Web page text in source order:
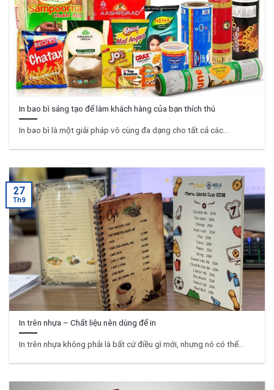
In bao bì sáng tạo để làm khách hàng của bạn thích thú
In bao bì là một giải pháp vô cùng đa dạng cho tất cả các...
In trên nhựa – Chất liệu nên dùng để in
In trên nhựa không phải là bất cứ điều gì mới, nhưng nó có thể...
27
Th9